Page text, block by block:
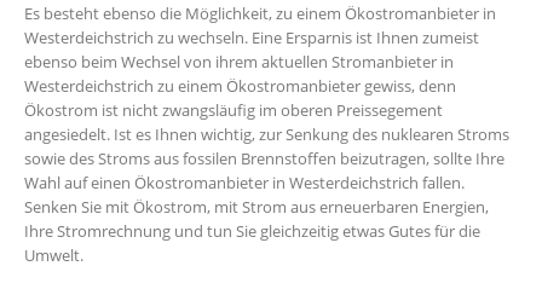
Es besteht ebenso die Möglichkeit, zu einem Ökostromanbieter in
Westerdeichstrich zu wechseln. Eine Ersparnis ist Ihnen zumeist
ebenso beim Wechsel von ihrem aktuellen Stromanbieter in
Westerdeichstrich zu einem Ökostromanbieter gewiss, denn
Ökostrom ist nicht zwangsläufig im oberen Preissegement
angesiedelt. Ist es Ihnen wichtig, zur Senkung des nuklearen Stroms
sowie des Stroms aus fossilen Brennstoffen beizutragen, sollte Ihre
Wahl auf einen Ökostromanbieter in Westerdeichstrich fallen.
Senken Sie mit Ökostrom, mit Strom aus erneuerbaren Energien,
Ihre Stromrechnung und tun Sie gleichzeitig etwas Gutes für die
Umwelt.